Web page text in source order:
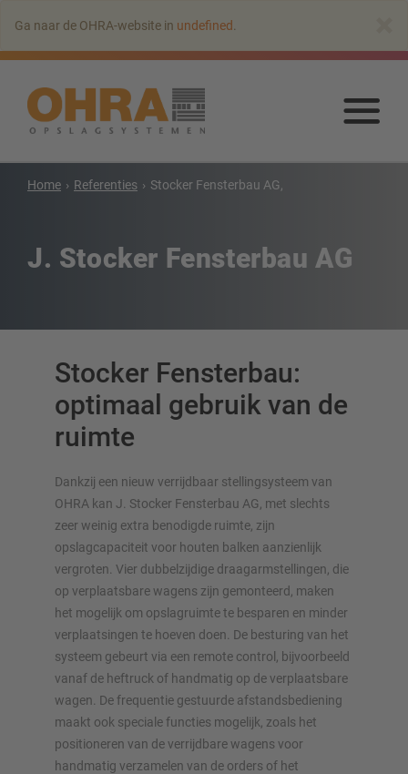
hoofdinhoud
springen
Ga naar de OHRA-website in undefined
Home Referenties Stocker Fensterbau AG,
J. Stocker Fensterbau AG
Stocker Fensterbau:
optimaal gebruik van de
ruimte
Dankzij een nieuw verrijdbaar stellingsysteem van
OHRA kan J. Stocker Fensterbau AG, met slechts
zeer weinig extra benodigde ruimte, zijn
opslagcapaciteit voor houten balken aanzienlijk
vergroten. Vier dubbelzijdige draagarmstellingen, die
op verplaatsbare wagens zijn gemonteerd, maken
het mogelijk om opslagruimte te besparen en minder
verplaatsingen te hoeven doen. De besturing van het
systeem gebeurt via een remote control, bijvoorbeeld
vanaf de heftruck of handmatig op de verplaatsbare
wagen. De frequentie gestuurde afstandsbediening
maakt ook speciale functies mogelijk, zoals het
positioneren van de verrijdbare wagens voor
handmatig verzamelen van de orders of het
Enkelzijdige draagarmstelling
Draagarmstellingen voor langgoed
OVERZICHT VAN OPSLAGSYSTEMEN
Palletstellingen
Verrijdbare stellingen
Stellingenhal
Systeemvloeren
Verticale opslag